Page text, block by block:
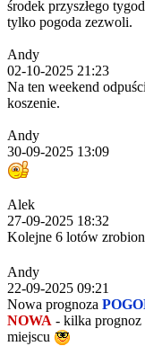
środek przyszłego
tylko pogoda zezwoli.
Andy
02-10-2025 21:23
Na ten weekend
koszenie.
Andy
30-09-2025 13:09
Alek
27-09-2025 18:32
Kolejne 6 lotów
Andy
22-09-2025 09:21
Nowa prognoza
NOWA - kilka
miejscu